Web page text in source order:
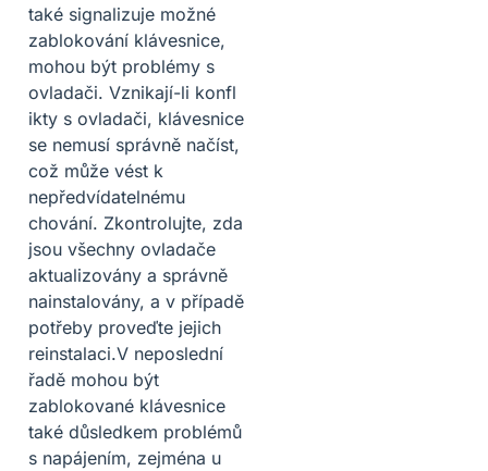
také signalizuje možné
zablokování klávesnice,
mohou být problémy s
ovladači. Vznikají-li konfl
ikty s ovladači, klávesnice
se nemusí správně načíst,
což může vést k
nepředvídatelnému
chování. Zkontrolujte, zda
jsou všechny ovladače
aktualizovány a správně
nainstalovány, a v případě
potřeby proveďte jejich
reinstalaci.V neposlední
řadě mohou být
zablokované klávesnice
také důsledkem problémů
s napájením, zejména u